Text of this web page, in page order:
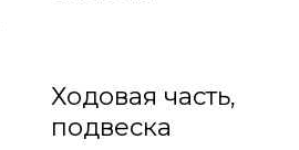
Ходовая часть,
подвеска